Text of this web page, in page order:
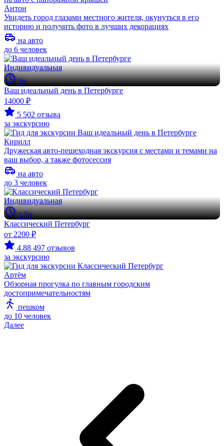
Антон
Увидеть город глазами местного жителя, окунуться в его
историю и получить фото в лучших декорациях
на авто
до 6 человек
Индивидуальная
3ч
Ваш идеальный день в Петербурге
14000 ₽
5 502 отзыва
за экскурсию
Кирилл
Дружеская авто-пешеходная экскурсия с местами и темами на
ваш выбор, а также фотосессия
на авто
до 3 человек
Индивидуальная
1.5ч
Классический Петербург
от 2200 ₽
4.88 497 отзывов
за экскурсию
Артём
Обзорная прогулка по главным городским
достопримечательностям
пешком
до 10 человек
Далее